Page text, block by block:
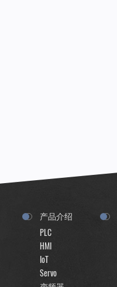
产品介绍
PLC
HMI
IoT
Servo